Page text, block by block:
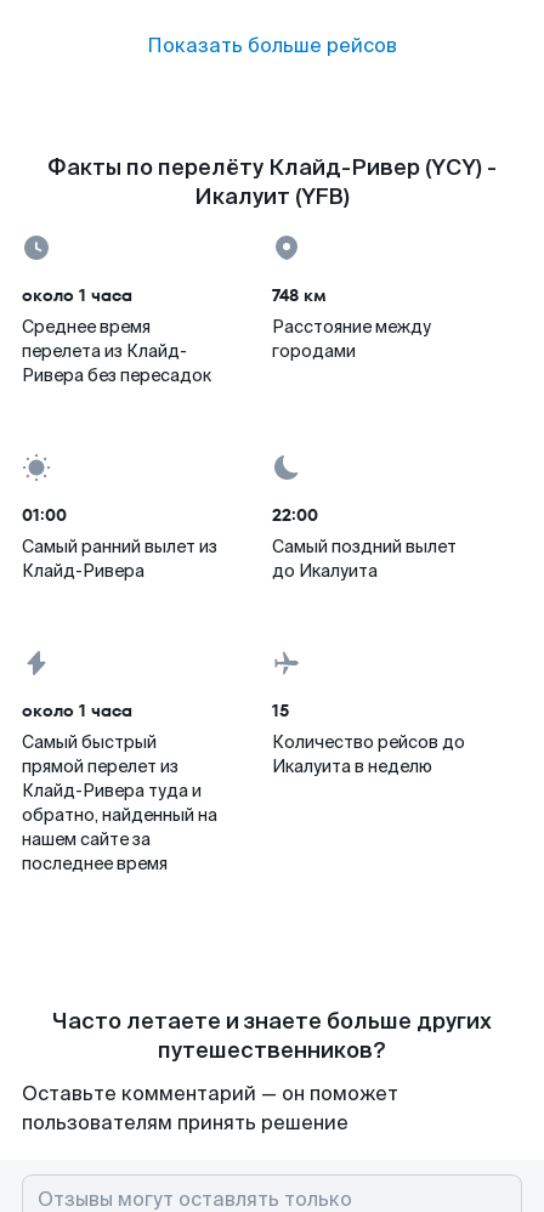
Показать больше рейсов
Факты по перелёту Клайд-Ривер (YCY) -
Икалуит (YFB)
около 1 часа
Среднее время
перелета из Клайд-
Ривера без пересадок
748 км
Расстояние между
городами
01:00
Самый ранний вылет из
Клайд-Ривера
22:00
Самый поздний вылет
до Икалуита
около 1 часа
Самый быстрый
прямой перелет из
Клайд-Ривера туда и
обратно, найденный на
нашем сайте за
последнее время
15
Количество рейсов до
Икалуита в неделю
Часто летаете и знаете больше других
путешественников?
Оставьте комментарий — он поможет
пользователям принять решение